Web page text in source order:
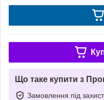
Що таке купити з
Замовлення під